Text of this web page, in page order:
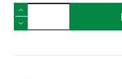
Snap
feed
ladder
m